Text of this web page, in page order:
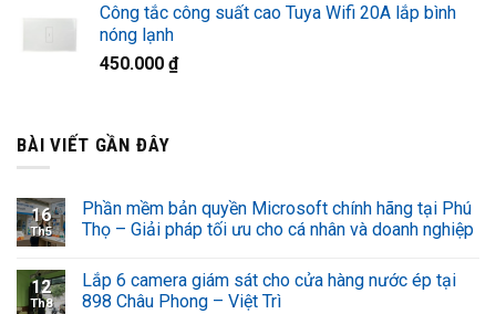
Công tắc công suất cao Tuya Wifi 20A lắp bình
nóng lạnh
450.000 ₫
BÀI VIẾT GẦN ĐÂY
16
Th5
Phần mềm bản quyền Microsoft chính hãng tại Phú
Thọ – Giải pháp tối ưu cho cá nhân và doanh nghiệp
12
Th8
Lắp 6 camera giám sát cho cửa hàng nước ép tại
898 Châu Phong – Việt Trì